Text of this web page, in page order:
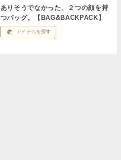
ありそうでなかった、２つの顔を持
つバッグ。【BAG&BACKPACK】
アイテムを探す